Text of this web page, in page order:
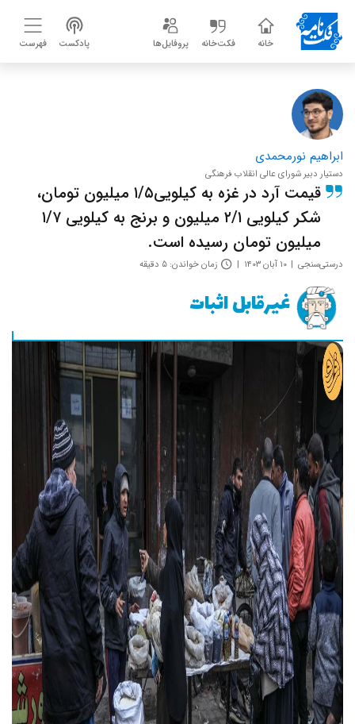
خانه فکت‌خانه پروفایل‌ها پادکست فهرست
ابراهیم نورمحمدی
دستیار دبیر شورای عالی انقلاب فرهنگی
قیمت آرد در غزه به کیلویی۱/۵ میلیون تومان،
شکر کیلویی ۲/۱ میلیون و برنج به کیلویی ۱/۷
میلیون تومان رسیده است.
درستی‌سنجی ۱۰ آبان ۱۴۰۳ زمان خواندن: ۵ دقیقه
غیر‌قابل اثبات